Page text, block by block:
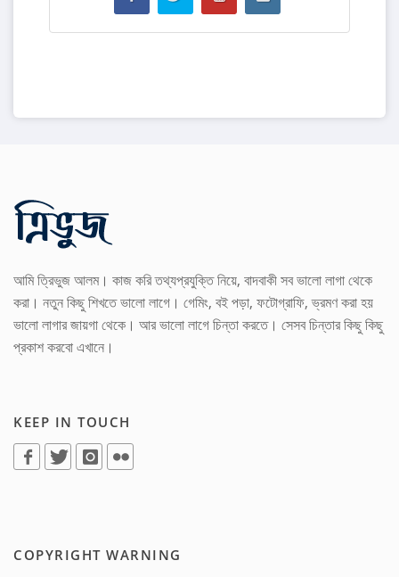
আমি ত্রিভুজ আলম। কাজ করি তথ্যপ্রযুক্তি নিয়ে, বাদবাকী সব ভালো লাগা থেকে
করা। নতুন কিছু শিখতে ভালো লাগে। গেমিং, বই পড়া, ফটোগ্রাফি, ভ্রমণ করা হয়
ভালো লাগার জায়গা থেকে। আর ভালো লাগে চিন্তা করতে। সেসব চিন্তার কিছু কিছু
প্রকাশ করবো এখানে।
KEEP IN TOUCH
COPYRIGHT WARNING